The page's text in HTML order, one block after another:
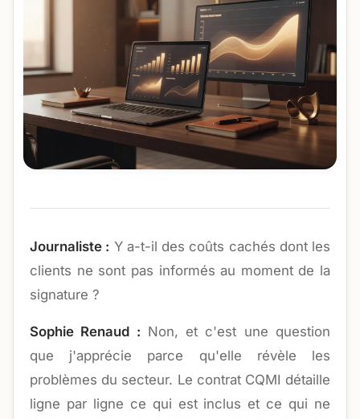
Journaliste : Y a-t-il des coûts cachés dont les
clients ne sont pas informés au moment de la
signature ?
Sophie Renaud : Non, et c'est une question
que j'apprécie parce qu'elle révèle les
problèmes du secteur. Le contrat CQMI détaille
ligne par ligne ce qui est inclus et ce qui ne